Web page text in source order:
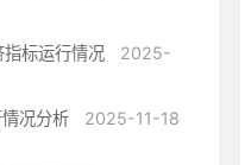
标运行情况
2025-
况分析
2025-11-18